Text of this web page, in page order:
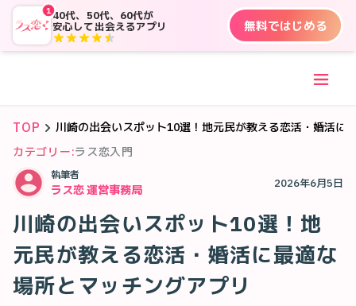
140代、50代、60代が
安心して出会えるアプリ
無料ではじめる
TOP
川崎の出会いスポット10選！地元民が教える恋活・婚活に
カテゴリー:ラス恋入門
執筆者
ラス恋 運営事務局 2026年6月5日
川崎の出会いスポット10選！地
元民が教える恋活・婚活に最適な
場所とマッチングアプリ